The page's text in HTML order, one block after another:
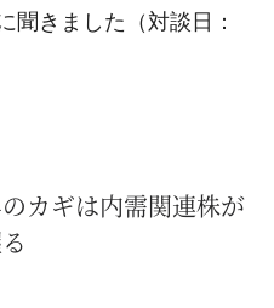
聞きました（対談日：
カギは内需関連株が